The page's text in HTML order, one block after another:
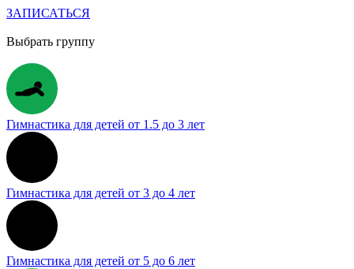
ЗАПИСАТЬСЯ
Выбрать группу
Гимнастика для детей от 1.5 до 3 лет
Гимнастика для детей от 3 до 4 лет
Гимнастика для детей от 5 до 6 лет